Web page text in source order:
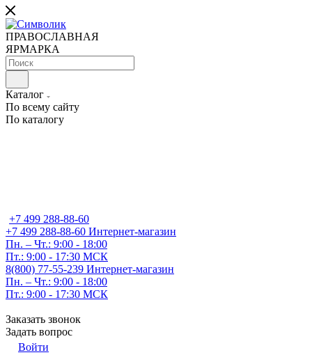
ПРАВОСЛАВНАЯ
ЯРМАРКА
Каталог
По всему сайту
По каталогу
+7 499 288-88-60
+7 499 288-88-60 Интернет-магазин
Пн. – Чт.: 9:00 - 18:00
Пт.: 9:00 - 17:30 МСК
8(800) 77-55-239 Интернет-магазин
Пн. – Чт.: 9:00 - 18:00
Пт.: 9:00 - 17:30 МСК
Заказать звонок
Задать вопрос
Войти